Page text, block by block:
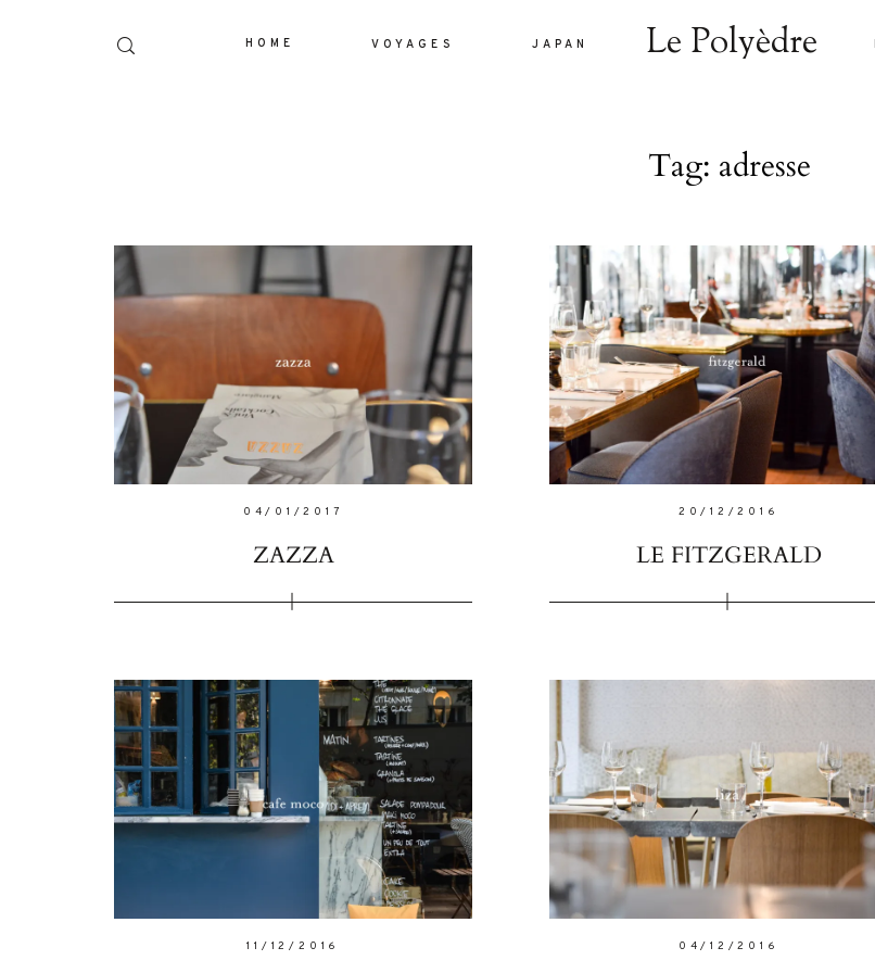
HOME VOYAGES JAPAN Le Polyèdre
Tag: adresse
04/01/2017
ZAZZA
20/12/2016
LE FITZGERALD
11/12/2016 04/12/2016
Le Polyèdre
Nullam quis risus eget urna mollis ornare vel eu
leo. Aenean lacinia bibendum nulla sed
consectetur. Aenean lacinia bibendum nulla sed
consectetur. Maecenas faucibus mollis interdum.
Maecenas faucibus mollis interdum. Etiam porta
sem malesuada magna mollis euismod.